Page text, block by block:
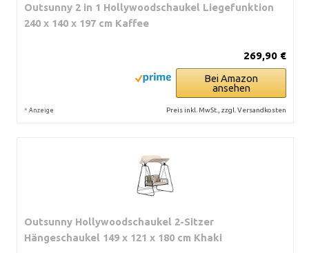
Outsunny 2 in 1 Hollywoodschaukel Liegefunktion
240 x 140 x 197 cm Kaffee
269,90 €
Bei Amazon
ansehen
* Anzeige Preis inkl. MwSt., zzgl. Versandkosten
Outsunny Hollywoodschaukel 2-Sitzer
Hängeschaukel 149 x 121 x 180 cm Khaki